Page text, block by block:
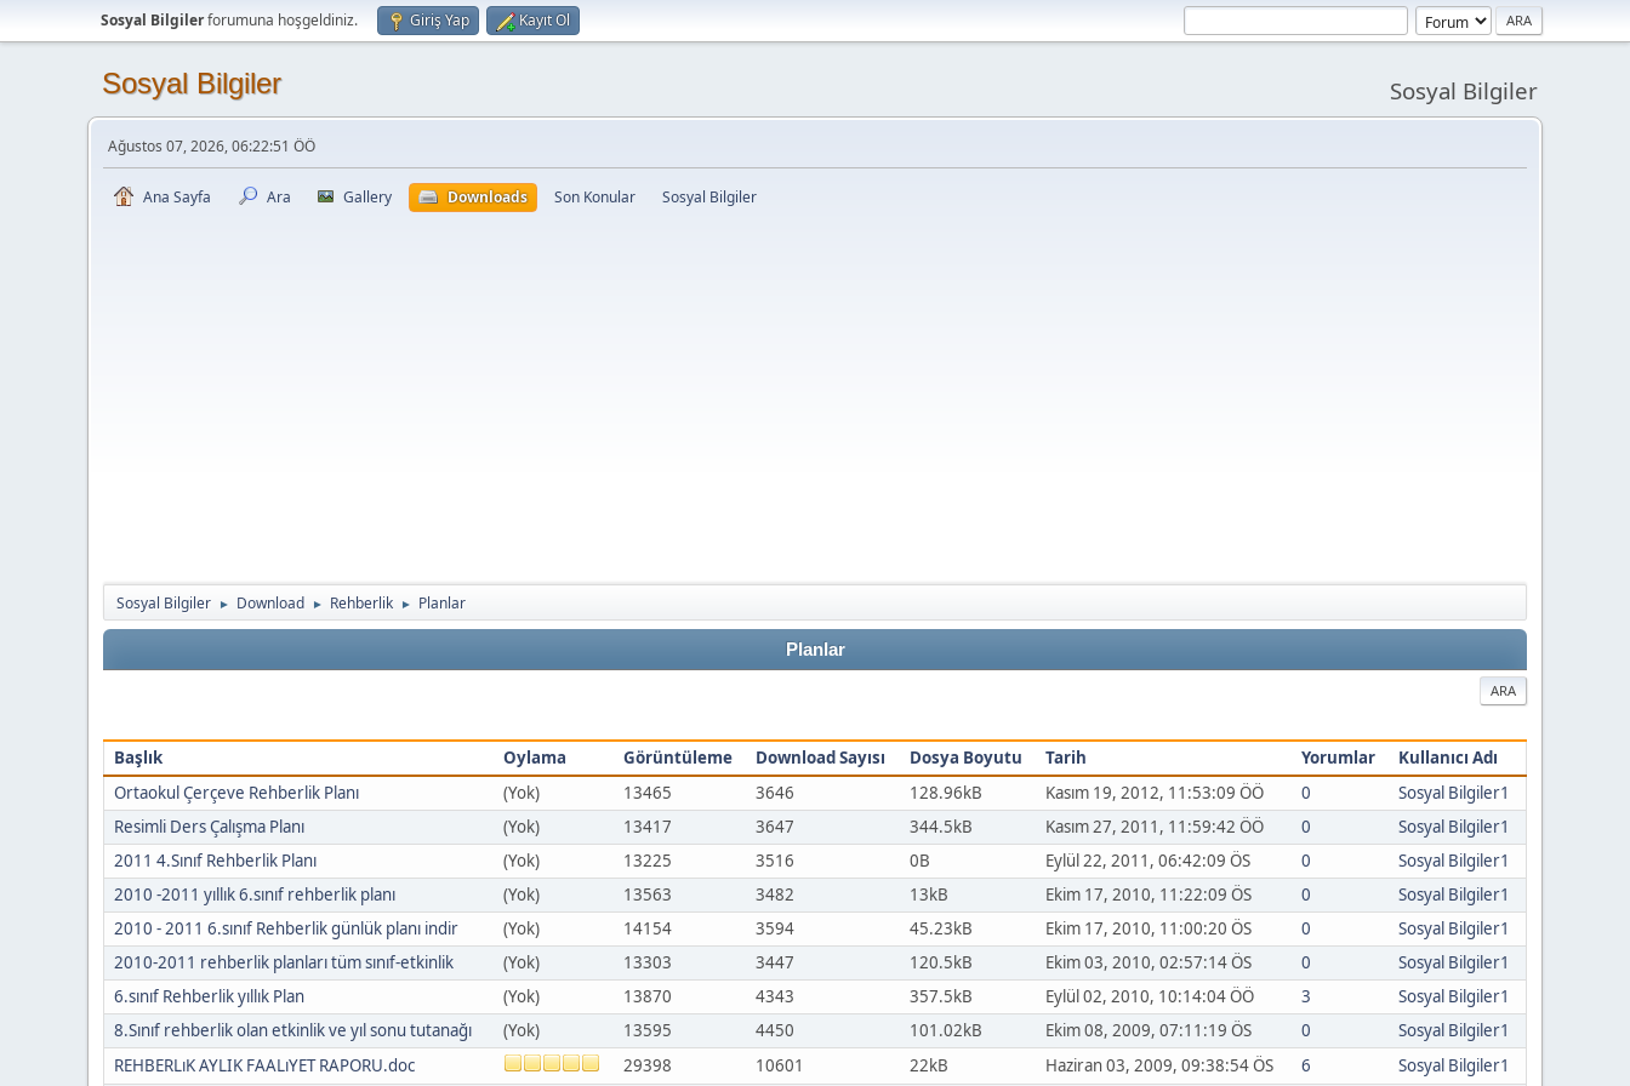
Sosyal Bilgilerforumuna hoşgeldiniz. Giriş Yap Kayıt Ol
Sosyal Bilgiler Sosyal Bilgiler
Ağustos 07, 2026, 06:22:51 ÖÖ
Ana Sayfa Ara Gallery Downloads Son Konular Sosyal Bilgiler
Sosyal Bilgiler ► Download ► Rehberlik ► Planlar
Planlar
ARA
Başlık Oylama Görüntüleme Download Sayısı Dosya Boyutu Tarih Yorumlar
Kullanıcı Adı
Ortaokul Çerçeve Rehberlik Planı
(Yok) 13465 3646 128.96kB Kasım 19, 2012, 11:53:09 ÖÖ 0
Sosyal Bilgiler1
Resimli Ders Çalışma Planı
(Yok) 13417 3647 344.5kB Kasım 27, 2011, 11:59:42 ÖÖ 0
Sosyal Bilgiler1
2011 4.Sınıf Rehberlik Planı
(Yok) 13225 3516 0B Eylül 22, 2011, 06:42:09 ÖS 0
Sosyal Bilgiler1
2010 -2011 yıllık 6.sınıf rehberlik planı
(Yok) 13563 3482 13kB Ekim 17, 2010, 11:22:09 ÖS 0
Sosyal Bilgiler1
2010 - 2011 6.sınıf Rehberlik günlük planı indir
(Yok) 14154 3594 45.23kB Ekim 17, 2010, 11:00:20 ÖS 0
Sosyal Bilgiler1
2010-2011 rehberlik planları tüm sınıf-etkinlik
(Yok) 13303 3447 120.5kB Ekim 03, 2010, 02:57:14 ÖS 0
Sosyal Bilgiler1
6.sınıf Rehberlik yıllık Plan
(Yok) 13870 4343 357.5kB Eylül 02, 2010, 10:14:04 ÖÖ 3
Sosyal Bilgiler1
8.Sınıf rehberlik olan etkinlik ve yıl sonu tutanağı
(Yok) 13595 4450 101.02kB Ekim 08, 2009, 07:11:19 ÖS 0
Sosyal Bilgiler1
REHBERLıK AYLIK FAALıYET RAPORU.doc
29398 10601 22kB Haziran 03, 2009, 09:38:54 ÖS 6 Sosyal Bilgiler1